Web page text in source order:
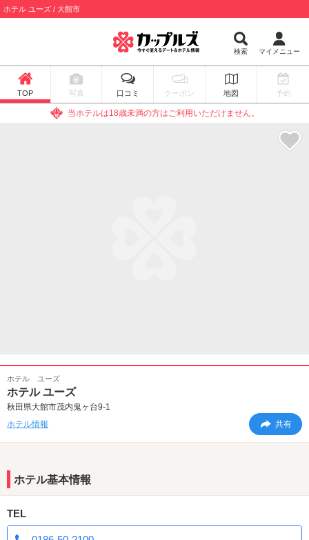
ホテル ユーズ / 大館市
検索 マイメニュー
TOP 写真 口コミ クーポン 地図 予約
当ホテルは18歳未満の方はご利用いただけません。
ホテル ユーズ
ホテル ユーズ
秋田県大館市茂内鬼ヶ台9-1
ホテル情報
共有
ホテル基本情報
TEL